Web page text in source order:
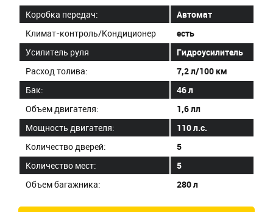
Коробка передач:
Автомат
Климат-контроль/Кондиционер
есть
Усилитель руля
Гидроусилитель
Расход толива:
7,2 л/100 км
Бак:
46 л
Объем двигателя:
1,6 лл
Мощность двигателя:
110 л.с.
Количество дверей:
5
Количество мест:
5
Объем багажника:
280 л